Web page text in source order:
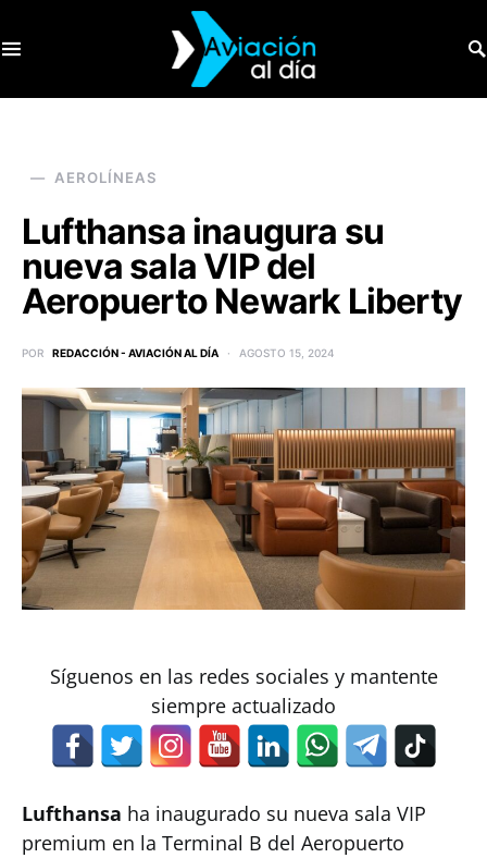
AEROLÍNEAS
Lufthansa inaugura su
nueva sala VIP del
Aeropuerto Newark Liberty
POR REDACCIÓN - AVIACIÓN AL DÍA AGOSTO 15, 2024
Síguenos en las redes sociales y mantente
siempre actualizado
Lufthansa ha inaugurado su nueva sala VIP
premium en la Terminal B del Aeropuerto